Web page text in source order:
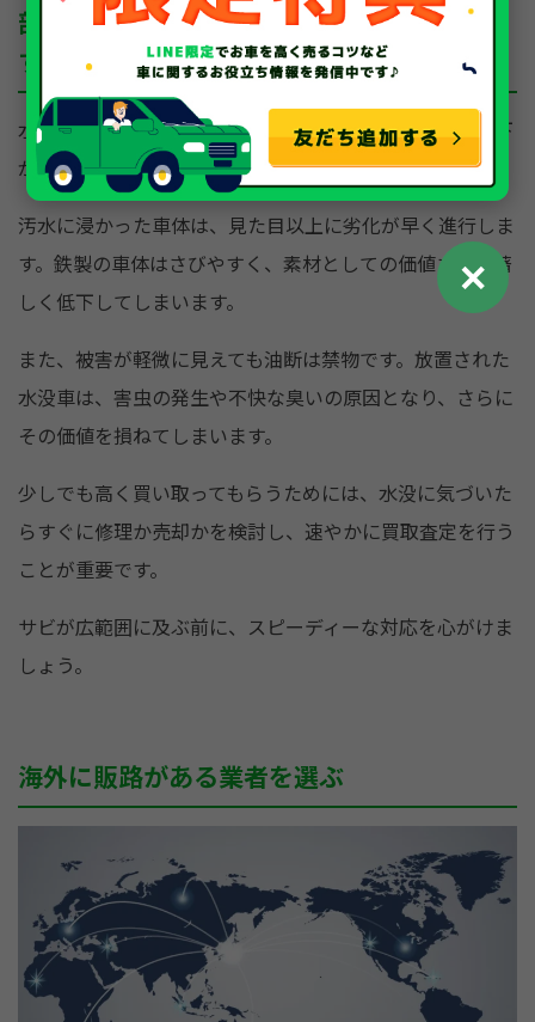
部品の劣化を防ぐためになるべく早く売却
する
水没してしまった車は、時間経過とともに価値が大きく下
がるため、迅速な売却が賢明な判断と言えるでしょう。
汚水に浸かった車体は、見た目以上に劣化が早く進行しま
す。鉄製の車体はさびやすく、素材としての価値さえも著
しく低下してしまいます。
また、被害が軽微に見えても油断は禁物です。放置された
水没車は、害虫の発生や不快な臭いの原因となり、さらに
その価値を損ねてしまいます。
少しでも高く買い取ってもらうためには、水没に気づいた
らすぐに修理か売却かを検討し、速やかに買取査定を行う
ことが重要です。
サビが広範囲に及ぶ前に、スピーディーな対応を心がけま
しょう。
海外に販路がある業者を選ぶ
✕